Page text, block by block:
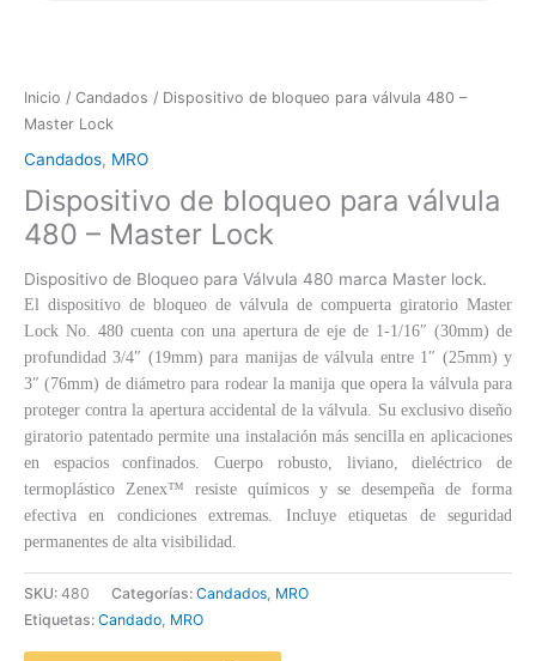
Inicio / Candados / Dispositivo de bloqueo para válvula 480 –
Master Lock
Candados, MRO
Dispositivo de bloqueo para válvula
480 – Master Lock
Dispositivo de Bloqueo para Válvula 480 marca Master lock.
El dispositivo de bloqueo de válvula de compuerta giratorio Master
Lock No. 480 cuenta con una apertura de eje de 1-1/16″ (30mm) de
profundidad 3/4″ (19mm) para manijas de válvula entre 1″ (25mm) y
3″ (76mm) de diámetro para rodear la manija que opera la válvula para
proteger contra la apertura accidental de la válvula. Su exclusivo diseño
giratorio patentado permite una instalación más sencilla en aplicaciones
en espacios confinados. Cuerpo robusto, liviano, dieléctrico de
termoplástico Zenex™ resiste químicos y se desempeña de forma
efectiva en condiciones extremas. Incluye etiquetas de seguridad
permanentes de alta visibilidad.
SKU: 480 Categorías: Candados MRO
Etiquetas: Candado MRO